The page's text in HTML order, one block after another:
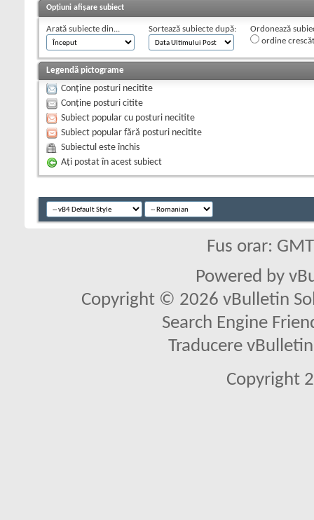
Opțiuni afișare subiect
Arată subiecte din... Sortează subiecte după:
Ordonează
ordine
Legendă pictograme
Conține posturi necitite
Conține posturi citite
Subiect popular cu posturi necitite
Subiect popular fără posturi necitite
Subiectul este închis
Aţi postat în acest subiect
Fus orar:
Powered by
Copyright © 2026 vBulletin
Search Engine
Traducere
Copyright